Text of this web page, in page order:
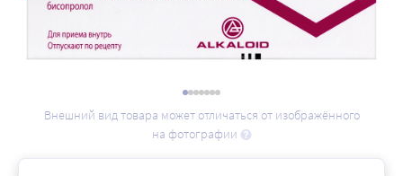
Внешний вид товара может отличаться от изображённого
на фотографии